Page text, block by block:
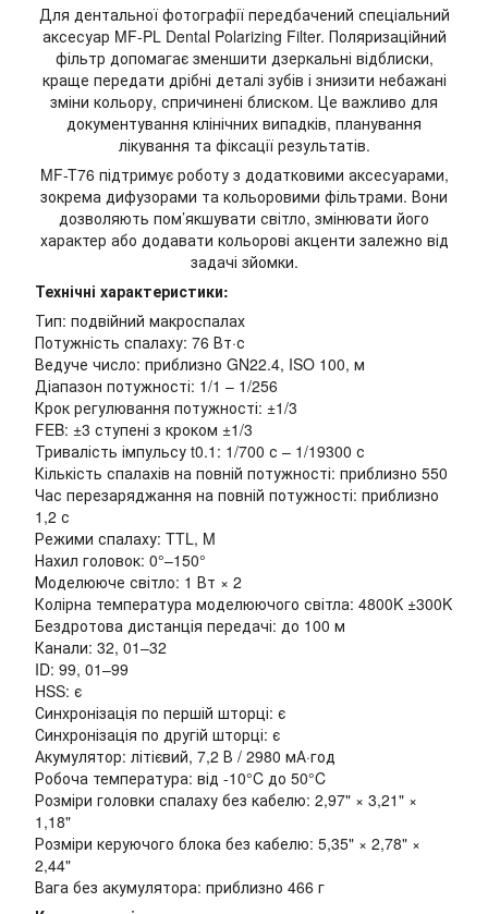
Для дентальної фотографії передбачений спеціальний
аксесуар MF-PL Dental Polarizing Filter. Поляризаційний
фільтр допомагає зменшити дзеркальні відблиски,
краще передати дрібні деталі зубів і знизити небажані
зміни кольору, спричинені блиском. Це важливо для
документування клінічних випадків, планування
лікування та фіксації результатів.
MF-T76 підтримує роботу з додатковими аксесуарами,
зокрема дифузорами та кольоровими фільтрами. Вони
дозволяють пом’якшувати світло, змінювати його
характер або додавати кольорові акценти залежно від
задачі зйомки.
Технічні характеристики:
Тип: подвійний макроспалах
Потужність спалаху: 76 Вт·с
Ведуче число: приблизно GN22.4, ISO 100, м
Діапазон потужності: 1/1 – 1/256
Крок регулювання потужності: ±1/3
FEB: ±3 ступені з кроком ±1/3
Тривалість імпульсу t0.1: 1/700 с – 1/19300 с
Кількість спалахів на повній потужності: приблизно 550
Час перезаряджання на повній потужності: приблизно
1,2 с
Режими спалаху: TTL, M
Нахил головок: 0°–150°
Моделююче світло: 1 Вт × 2
Колірна температура моделюючого світла: 4800K ±300K
Бездротова дистанція передачі: до 100 м
Канали: 32, 01–32
ID: 99, 01–99
HSS: є
Синхронізація по першій шторці: є
Синхронізація по другій шторці: є
Акумулятор: літієвий, 7,2 В / 2980 мА·год
Робоча температура: від -10°C до 50°C
Розміри головки спалаху без кабелю: 2,97" × 3,21" ×
1,18"
Розміри керуючого блока без кабелю: 5,35" × 2,78" ×
2,44"
Вага без акумулятора: приблизно 466 г